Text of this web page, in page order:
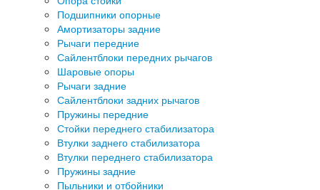
Подшипники опорные
Амортизаторы задние
Рычаги передние
Сайлентблоки передних рычагов
Шаровые опоры
Рычаги задние
Сайлентблоки задних рычагов
Пружины передние
Стойки переднего стабилизатора
Втулки заднего стабилизатора
Втулки переднего стабилизатора
Пружины задние
Пыльники и отбойники